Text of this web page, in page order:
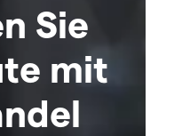
Sie
mit